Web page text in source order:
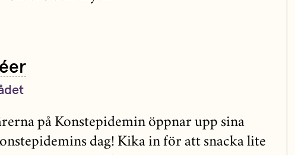
på Konstepidemin öppnar upp sina
dag! Kika in för att snacka lite